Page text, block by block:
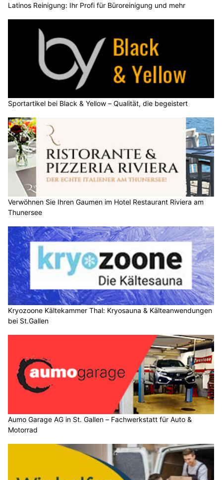
Latinos Reinigung: Ihr Profi für Büroreinigung und mehr
Sportartikel bei Black & Yellow – Qualität, die begeistert
Verwöhnen Sie Ihren Gaumen im Hotel Restaurant Riviera am
Thunersee
Kryozoone Kältekammer Thal: Kryosauna & Kälteanwendungen
bei St.Gallen
Aumo Garage AG in St. Gallen – Fachwerkstatt für Auto &
Motorrad